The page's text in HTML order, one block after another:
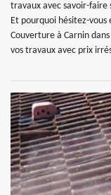
travaux avec savoir-faire
Et pourquoi hésitez-vous
Couverture à Carnin
vos travaux avec prix